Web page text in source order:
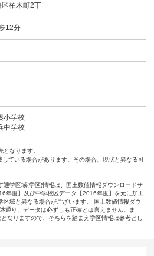
区柏木町2丁
12分
小学校
中学校
なります。
ている場合があります。その場合、現状と異なる可
通学区域(学区)情報は、国土数値情報ダウンロードサ
年度】及び中学校区データ【2016年度】を元に加工
区域と異なる場合がございます。 国土数値情報ダウ
通り、データは必ずしも正確とは言えません。ま
なりますので、そちらを踏まえ学区情報は参考とし